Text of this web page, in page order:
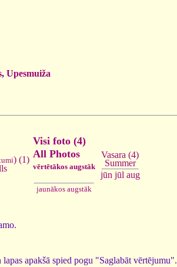
, Upesmuiža
) (1)
Visi foto (4)
All Photos
vērtētākos augstāk
jaunākos augstāk
Vasara (4)
Summer
jūn jūl aug
apakšā spied pogu "Saglabāt vērtējumu".